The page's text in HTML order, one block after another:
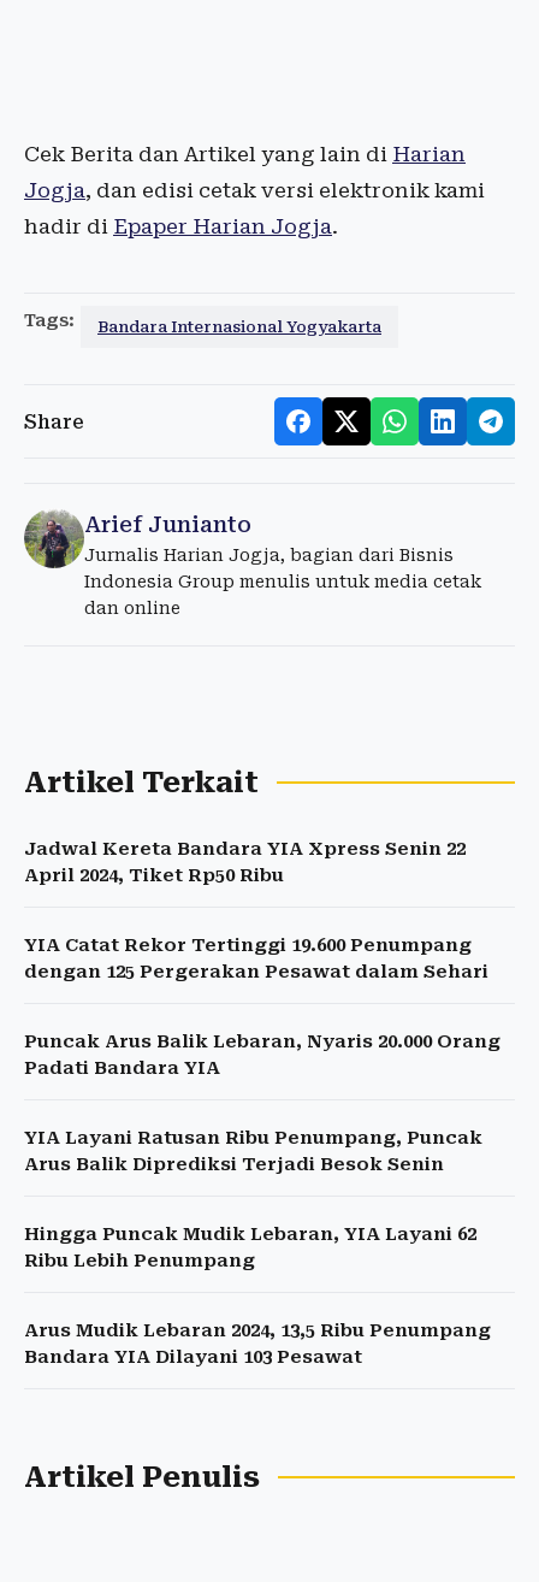
Cek Berita dan Artikel yang lain di Harian
Jogja, dan edisi cetak versi elektronik kami
hadir di Epaper Harian Jogja.
Tags: Bandara Internasional Yogyakarta
Share
Arief Junianto
Jurnalis Harian Jogja, bagian dari Bisnis
Indonesia Group menulis untuk media cetak
dan online
Artikel Terkait
Jadwal Kereta Bandara YIA Xpress Senin 22
April 2024, Tiket Rp50 Ribu
YIA Catat Rekor Tertinggi 19.600 Penumpang
dengan 125 Pergerakan Pesawat dalam Sehari
Puncak Arus Balik Lebaran, Nyaris 20.000 Orang
Padati Bandara YIA
YIA Layani Ratusan Ribu Penumpang, Puncak
Arus Balik Diprediksi Terjadi Besok Senin
Hingga Puncak Mudik Lebaran, YIA Layani 62
Ribu Lebih Penumpang
Arus Mudik Lebaran 2024, 13,5 Ribu Penumpang
Bandara YIA Dilayani 103 Pesawat
Artikel Penulis